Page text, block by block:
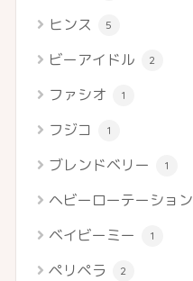
ヒンス 5
ビーアイドル 2
ファシオ 1
フジコ 1
ブレンドベリー 1
ヘビーローテーション
ベイビーミー 1
ペリペラ 2